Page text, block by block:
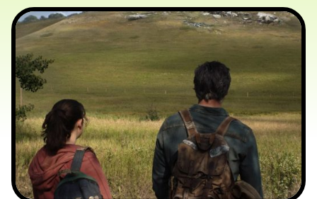
Рубрики
Новости
Лучшее
Тесты